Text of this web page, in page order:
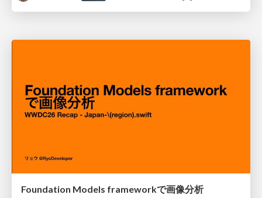
Foundation Models frameworkで画像分析